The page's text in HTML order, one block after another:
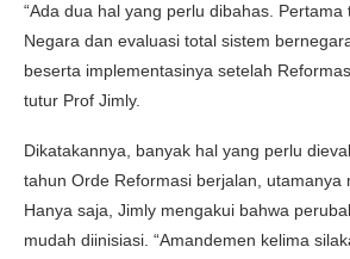
“Ada dua hal yang perlu dibahas. Pertama
Negara dan evaluasi total sistem
beserta implementasinya setelah
tutur Prof Jimly.
Dikatakannya, banyak hal yang perlu
tahun Orde Reformasi berjalan, utamanya
Hanya saja, Jimly mengakui bahwa
mudah diinisiasi. “Amandemen kelima